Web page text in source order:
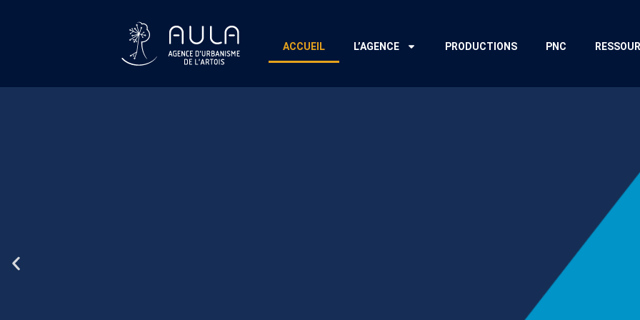
ACCUEIL L’AGENCE PRODUCTIONS PNC